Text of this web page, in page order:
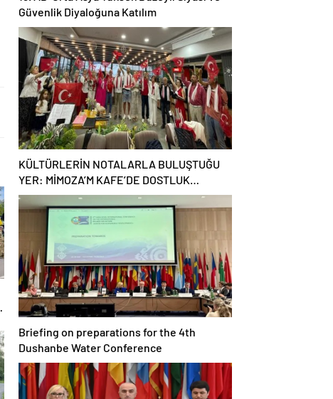
Güvenlik Diyaloğuna Katılım
KÜLTÜRLERİN NOTALARLA BULUŞTUĞU
YER: MİMOZA’M KAFE’DE DOSTLUK
RÜZGARI!
Briefing on preparations for the 4th
Dushanbe Water Conference